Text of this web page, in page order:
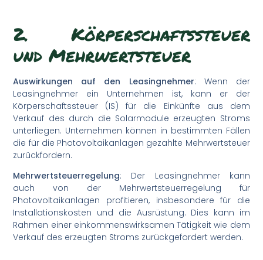
2. Körperschaftssteuer
und Mehrwertsteuer
Auswirkungen auf den Leasingnehmer: Wenn der
Leasingnehmer ein Unternehmen ist, kann er der
Körperschaftssteuer (IS) für die Einkünfte aus dem
Verkauf des durch die Solarmodule erzeugten Stroms
unterliegen. Unternehmen können in bestimmten Fällen
die für die Photovoltaikanlagen gezahlte Mehrwertsteuer
zurückfordern.
Mehrwertsteuerregelung: Der Leasingnehmer kann
auch von der Mehrwertsteuerregelung für
Photovoltaikanlagen profitieren, insbesondere für die
Installationskosten und die Ausrüstung. Dies kann im
Rahmen einer einkommenswirksamen Tätigkeit wie dem
Verkauf des erzeugten Stroms zurückgefordert werden.